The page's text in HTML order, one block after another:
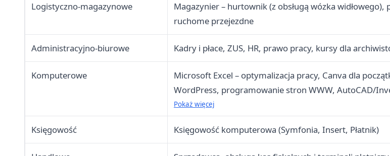
Logistyczno-magazynowe
Magazynier – hurtownik (z obsługą wózka widłowego),
ruchome przejezdne
Administracyjno-biurowe Kadry i płace, ZUS, HR, prawo pracy, kursy dla
Komputerowe
Microsoft Excel – optymalizacja pracy, Canva dla
WordPress, programowanie stron WWW, AutoCAD/
grafika komputerowa (CorelDRAW, Photoshop, InDesign,
Illustrator)
Pokaż więcej
Księgowość Księgowość komputerowa (Symfonia, Insert, Płatnik)